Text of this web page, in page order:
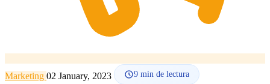
Marketing 02 January, 2023 9 min de lectura